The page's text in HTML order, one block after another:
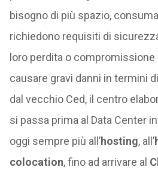
bisogno di più spazio,
richiedono requisiti di
loro perdita o
causare gravi danni in termini
dal vecchio Ced, il centro
si passa prima al Data Center
oggi sempre più all’hosting, all’
colocation, fino ad arrivare al